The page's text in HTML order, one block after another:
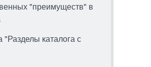
"преимуществ" в
"Разделы каталога с